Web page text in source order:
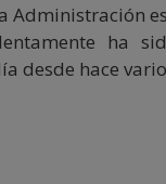
ha
desde hace